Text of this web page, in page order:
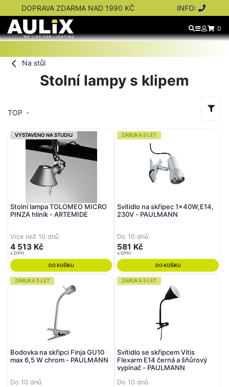
DOPRAVA ZDARMA NAD 1990 KČ INFO:
0
Na stůl
Stolní lampy s klipem
TOP
VYSTAVENO NA STUDIU
Stolní lampa TOLOMEO MICRO
PINZA hliník - ARTEMIDE
Více než 10 dnů
4 513 Kč
s DPH
DO KOŠÍKU
ZÁRUKA 5 LET
Svítidlo na skřipec 1x40W,E14,
230V - PAULMANN
Do 10 dnů
581 Kč
s DPH
DO KOŠÍKU
ZÁRUKA 5 LET
Bodovka na skřipci Finja GU10
max 6,5 W chrom - PAULMANN
Do 10 dnů
ZÁRUKA 5 LET
Svítidlo se skřipcem Vitis
Flexarm E14 černá a šňůrový
vypínač - PAULMANN
Do 10 dnů